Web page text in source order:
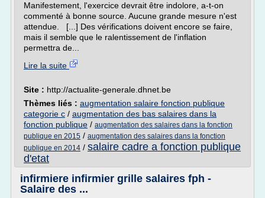
Manifestement, l'exercice devrait être indolore, a-t-on
commenté à bonne source. Aucune grande mesure n'est
attendue. [...] Des vérifications doivent encore se faire,
mais il semble que le ralentissement de l'inflation
permettra de...
Lire la suite
Site : http://actualite-generale.dhnet.be
Thèmes liés : augmentation salaire fonction publique
categorie c / augmentation des bas salaires dans la
fonction publique / augmentation des salaires dans la fonction
publique en 2015 / augmentation des salaires dans la fonction
publique en 2014 / salaire cadre a fonction publique
d'etat
infirmiere infirmier grille salaires fph -
Salaire des ...